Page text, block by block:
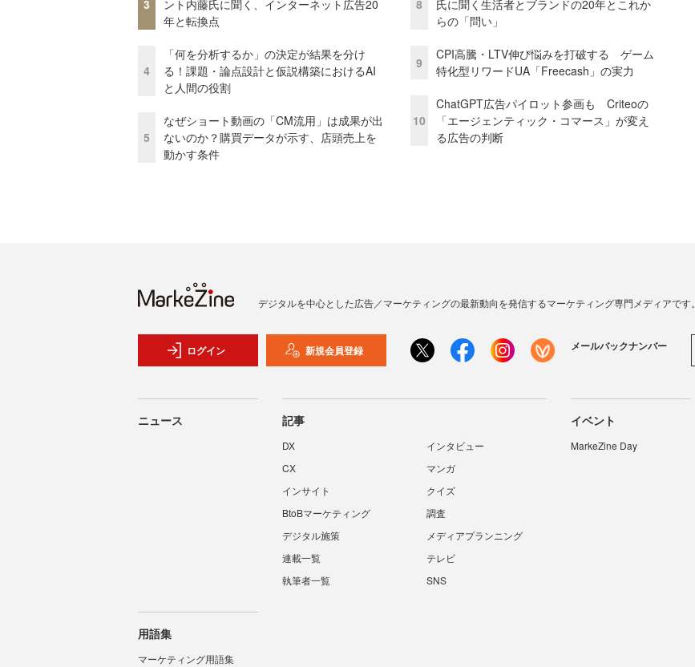
3
ント内藤氏に聞く、インターネット広告20
年と転換点
4
「何を分析するか」の決定が結果を分け
る！課題・論点設計と仮説構築におけるAI
と人間の役割
5
なぜショート動画の「CM流用」は成果が出
ないのか？購買データが示す、店頭売上を
動かす条件
8
氏に聞く生活者とブランドの20年とこれか
らの「問い」
9
CPI高騰・LTV伸び悩みを打破する ゲーム
特化型リワードUA「Freecash」の実力
10
ChatGPT広告パイロット参画も Criteoの
「エージェンティック・コマース」が変え
る広告の判断
デジタルを中心とした広告／マーケティングの最新動向を発信するマーケティング専門メディアです。
ログイン 新規会員登録 メールバックナンバー
ニュース 記事
DX
インタビュー
CX
マンガ
インサイト
クイズ
BtoBマーケティング
調査
デジタル施策
メディアプランニング
連載一覧
テレビ
執筆者一覧
SNS
イベント
MarkeZine Day
用語集
マーケティング用語集